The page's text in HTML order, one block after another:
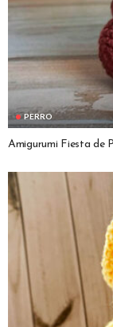
PERRO
Amigurumi Fiesta de